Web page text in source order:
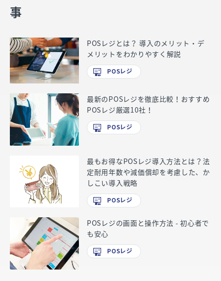
事
POSレジとは？ 導入のメリット・デ
メリットをわかりやすく解説
POSレジ
最新のPOSレジを徹底比較！おすすめ
POSレジ厳選10社！
POSレジ
最もお得なPOSレジ導入方法とは？法
定耐用年数や減価償却を考慮した、か
しこい導入戦略
POSレジ
POSレジの画面と操作方法 - 初心者で
も安心
POSレジ